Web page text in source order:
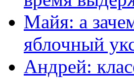
Майя: а
яблочный
Андрей: